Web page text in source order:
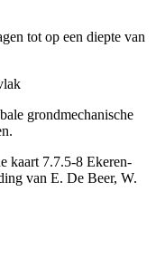
tot op een diepte van
grondmechanische
kaart 7.7.5-8 Ekeren-
van E. De Beer, W.